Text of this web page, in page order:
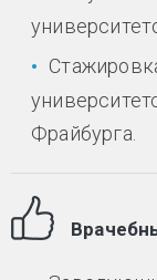
Фрайбурга.